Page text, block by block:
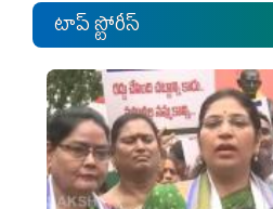
టాప్ స్టోరీస్